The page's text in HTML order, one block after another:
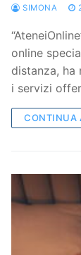
SIMONA
online
distanza, ha
i servizi
CONTINUA